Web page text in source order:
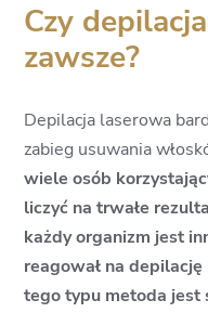
Czy
zawsze?
Depilacja laserowa
zabieg usuwania
wiele osób
liczyć na trwałe
każdy organizm jest
reagował na
tego typu metoda jest